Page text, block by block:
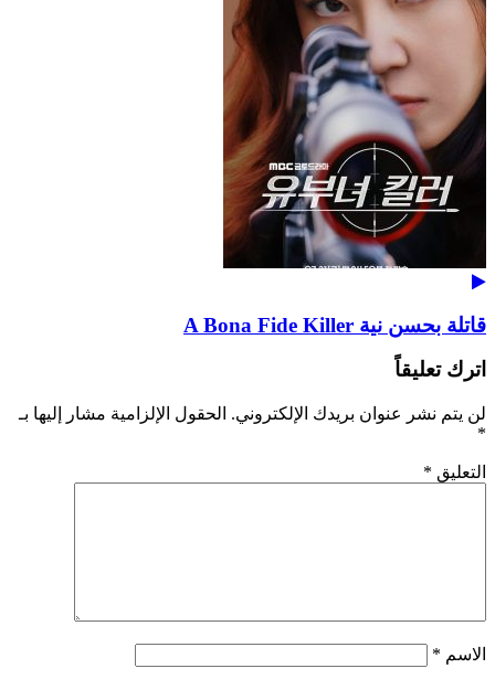
قاتلة بحسن نية A Bona Fide Killer
اترك تعليقاً
لن يتم نشر عنوان بريدك الإلكتروني. الحقول الإلزامية مشار إليها بـ
*
التعليق *
الاسم *